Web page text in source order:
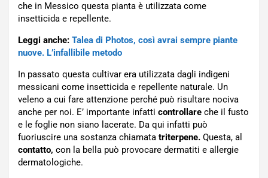
che in Messico questa pianta è utilizzata come
insetticida e repellente.
Leggi anche: Talea di Photos, così avrai sempre piante
nuove. L’infallibile metodo
In passato questa cultivar era utilizzata dagli indigeni
messicani come insetticida e repellente naturale. Un
veleno a cui fare attenzione perché può risultare nociva
anche per noi. E’ importante infatti controllare che il fusto
e le foglie non siano lacerate. Da qui infatti può
fuoriuscire una sostanza chiamata triterpene. Questa, al
contatto, con la bella può provocare dermatiti e allergie
dermatologiche.